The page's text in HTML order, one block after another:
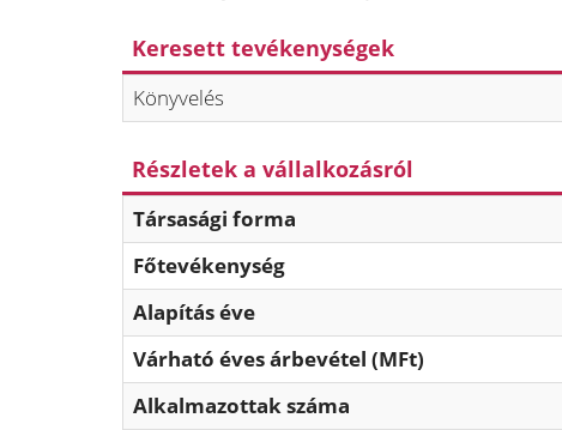
Keresett tevékenységek
Könyvelés
Részletek a vállalkozásról
Társasági forma
Főtevékenység
Alapítás éve
Várható éves árbevétel (MFt)
Alkalmazottak száma